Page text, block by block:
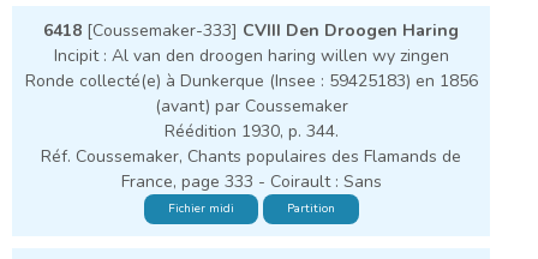
6418 [Coussemaker-333] CVIII Den Droogen Haring
Incipit : Al van den droogen haring willen wy zingen
Ronde collecté(e) à Dunkerque (Insee : 59425183) en 1856
(avant) par Coussemaker
Réédition 1930, p. 344.
Réf. Coussemaker, Chants populaires des Flamands de
France, page 333 - Coirault : Sans
Fichier midi Partition